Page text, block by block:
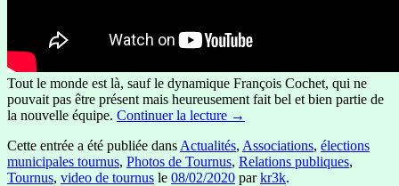
Tout le monde est là, sauf le dynamique François Cochet, qui ne
pouvait pas être présent mais heureusement fait bel et bien partie de
la nouvelle équipe. Continuer la lecture →
Cette entrée a été publiée dans Actualités, Associations, élections
municipales tournus, Photos de Tournus, Relations publiques,
Tournus, video de tournus le 08/02/2020 parkr3k.